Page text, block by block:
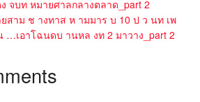
จบท หมายศาลกลางตลาด_part 2
ยสาม ช างทาส ห ามมาร บ 10 ป ว นท เพ
…เอาโฉนดบ านหล งท 2 มาวาง_part 2